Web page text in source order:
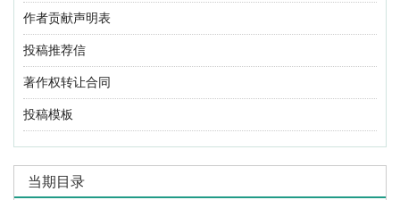
作者贡献声明表
投稿推荐信
著作权转让合同
投稿模板